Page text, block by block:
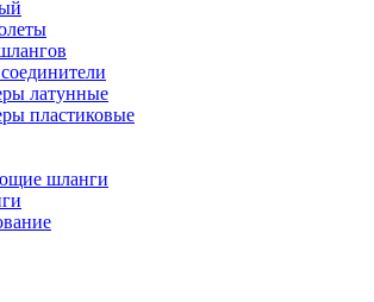
латунные
пластиковые
шланги